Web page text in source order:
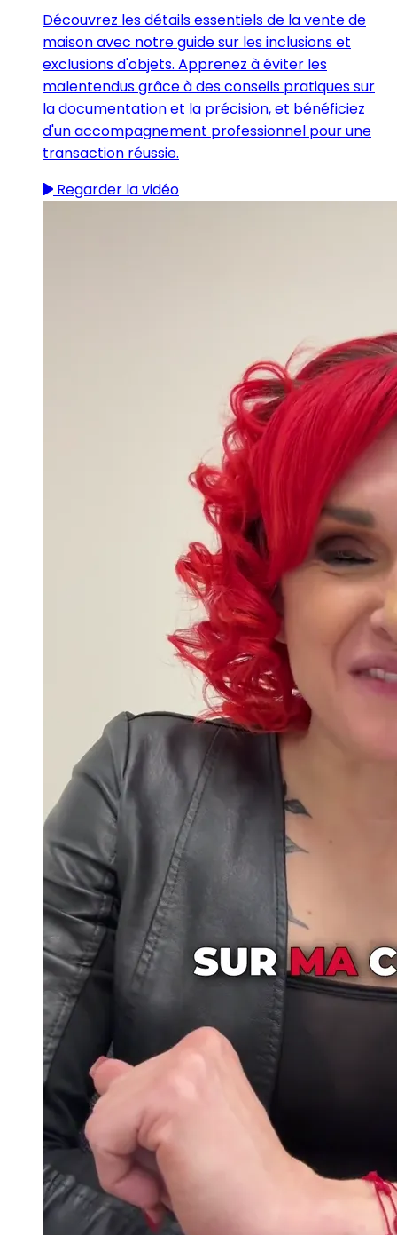
Découvrez les détails essentiels de la vente de
maison avec notre guide sur les inclusions et
exclusions d'objets. Apprenez à éviter les
malentendus grâce à des conseils pratiques sur
la documentation et la précision, et bénéficiez
d'un accompagnement professionnel pour une
transaction réussie.
Regarder la vidéo